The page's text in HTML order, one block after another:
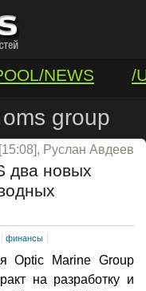
NEWS
/
group
Руслан Авдеев
два новых
финансы
Optic Marine Group
на разработку и